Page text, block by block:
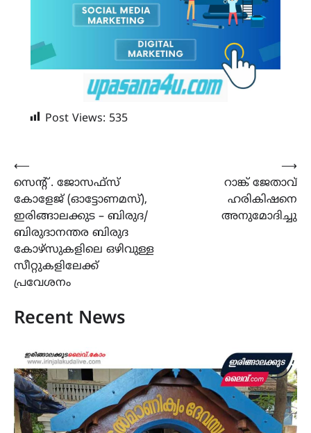
Post Views: 535
Post
navigation
⟵
സെന്‍റ് . ജോസഫ്സ്
കോളേജ് (ഓട്ടോണമസ്),
ഇരിങ്ങാലക്കുട – ബിരുദ/
ബിരുദാനന്തര ബിരുദ
കോഴ്സുകളിലെ ഒഴിവുള്ള
സീറ്റുകളിലേക്ക്
പ്രവേശനം
റാങ്ക് ജേതാവ്
ഹരികിഷനെ
അനുമോദിച്ചു
⟶
Recent News